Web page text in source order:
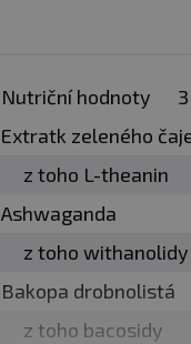
Nutriční hodnoty
Extratk zeleného
z toho L-theanin
Ashwaganda
z toho withanolidy
Bakopa drobnolistá
z toho bacosidy